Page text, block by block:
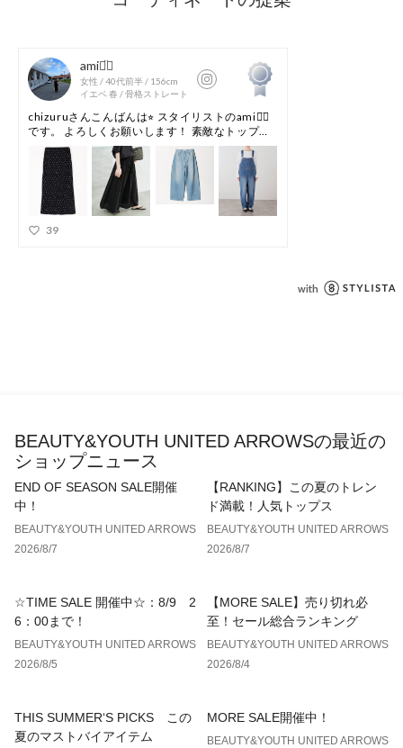
品名：by TNF HIKE HAT f
品番：18384000031
BEAUTY&YOUTH UNITED ARROWSの最近の
ショップニュース
END OF SEASON SALE開催
中！
BEAUTY&YOUTH UNITED ARROWS
2026/8/7
【RANKING】この夏のトレン
ド満載！人気トップス
BEAUTY&YOUTH UNITED ARROWS
2026/8/7
☆TIME SALE 開催中☆：8/9 2
6：00まで！
BEAUTY&YOUTH UNITED ARROWS
2026/8/5
【MORE SALE】売り切れ必
至！セール総合ランキング
BEAUTY&YOUTH UNITED ARROWS
2026/8/4
THIS SUMMER‘S PICKS この
夏のマストバイアイテム
MORE SALE開催中！
BEAUTY&YOUTH UNITED ARROWS